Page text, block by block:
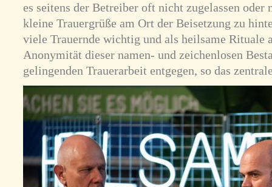
es seitens der Betreiber oft nicht zugelassen oder
kleine Trauergrüße am Ort der Beisetzung zu
viele Trauernde wichtig und als heilsame Rituale
Anonymität dieser namen- und zeichenlosen
gelingenden Trauerarbeit entgegen, so das